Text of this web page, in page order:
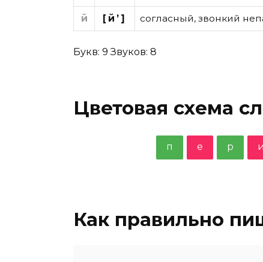
й [й’] согласный, звонкий
Букв: 9 Звуков: 8
Цветовая схема
п е р и
Как правильно